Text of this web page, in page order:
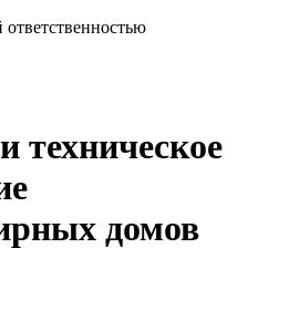
техническое
домов